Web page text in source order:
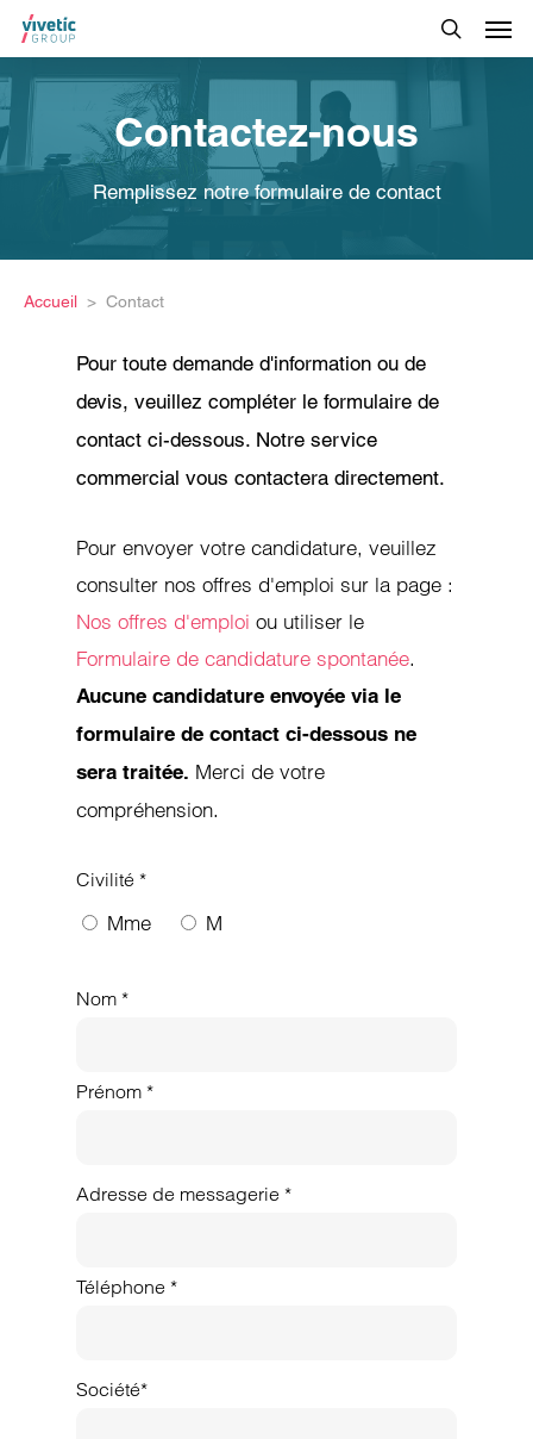
Contactez-nous
Remplissez notre formulaire de contact
Accueil Contact
Pour toute demande d'information ou de
devis, veuillez compléter le formulaire de
contact ci-dessous. Notre service
commercial vous contactera directement.
Pour envoyer votre candidature, veuillez
consulter nos offres d'emploi sur la page :
Nos offres d'emploi ou utiliser le
Formulaire de candidature spontanée.
Aucune candidature envoyée via le
formulaire de contact ci-dessous ne
sera traitée. Merci de votre
compréhension.
Civilité *
Mme M
Nom *
Prénom *
Adresse de messagerie *
Téléphone *
Société*